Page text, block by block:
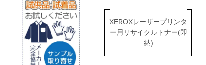
XEROXレーザープリンタ
ー用リサイクルトナー(即
納)